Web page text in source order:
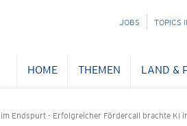
NAVIGATION
JOBS TOPICS
HOME THEMEN LAND &
Endspurt - Erfolgreicher Fördercall brachte KI